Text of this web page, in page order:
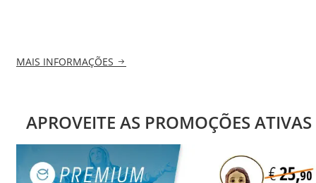
MAIS INFORMAÇÕES
APROVEITE AS PROMOÇÕES ATIVAS